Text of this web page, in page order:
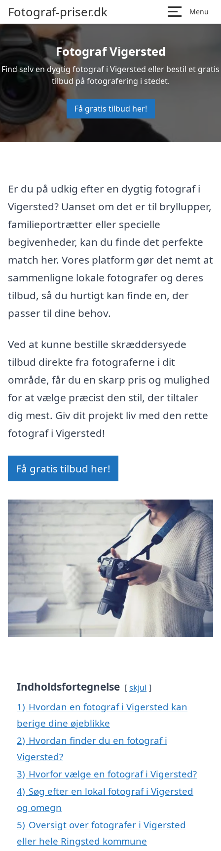
Fotograf-priser.dk Menu
Fotograf Vigersted
Find selv en dygtig fotograf i Vigersted eller bestil et gratis
tilbud på fotografering i stedet.
Få gratis tilbud her!
Er du på udkig efter en dygtig fotograf i
Vigersted? Uanset om det er til bryllupper,
familieportrætter eller specielle
begivenheder, kan du finde det perfekte
match her. Vores platform gør det nemt at
sammenligne lokale fotografer og deres
tilbud, så du hurtigt kan finde en, der
passer til dine behov.
Ved at kunne bestille skræddersyede
tilbud direkte fra fotograferne i dit
område, får du en skarp pris og mulighed
for at vælge præcist den stil, der tiltaler
dig mest. Giv dit projekt liv med den rette
fotograf i Vigersted!
Få gratis tilbud her!
Indholdsfortegnelse skjul
1) Hvordan en fotograf i Vigersted kan
berige dine øjeblikke
2) Hvordan finder du en fotograf i
Vigersted?
3) Hvorfor vælge en fotograf i Vigersted?
4) Søg efter en lokal fotograf i Vigersted
og omegn
5) Oversigt over fotografer i Vigersted
eller hele Ringsted kommune